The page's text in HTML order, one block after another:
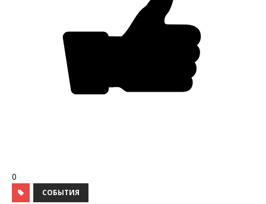
0
СОБЫТИЯ